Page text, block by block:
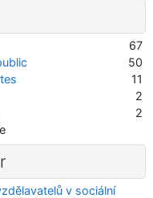
67
50
11
2
2
v sociální